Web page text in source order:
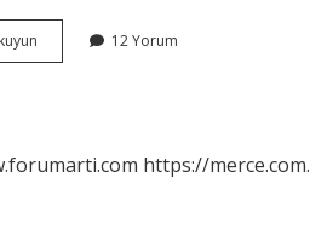
Kez
12 Yorum
https://